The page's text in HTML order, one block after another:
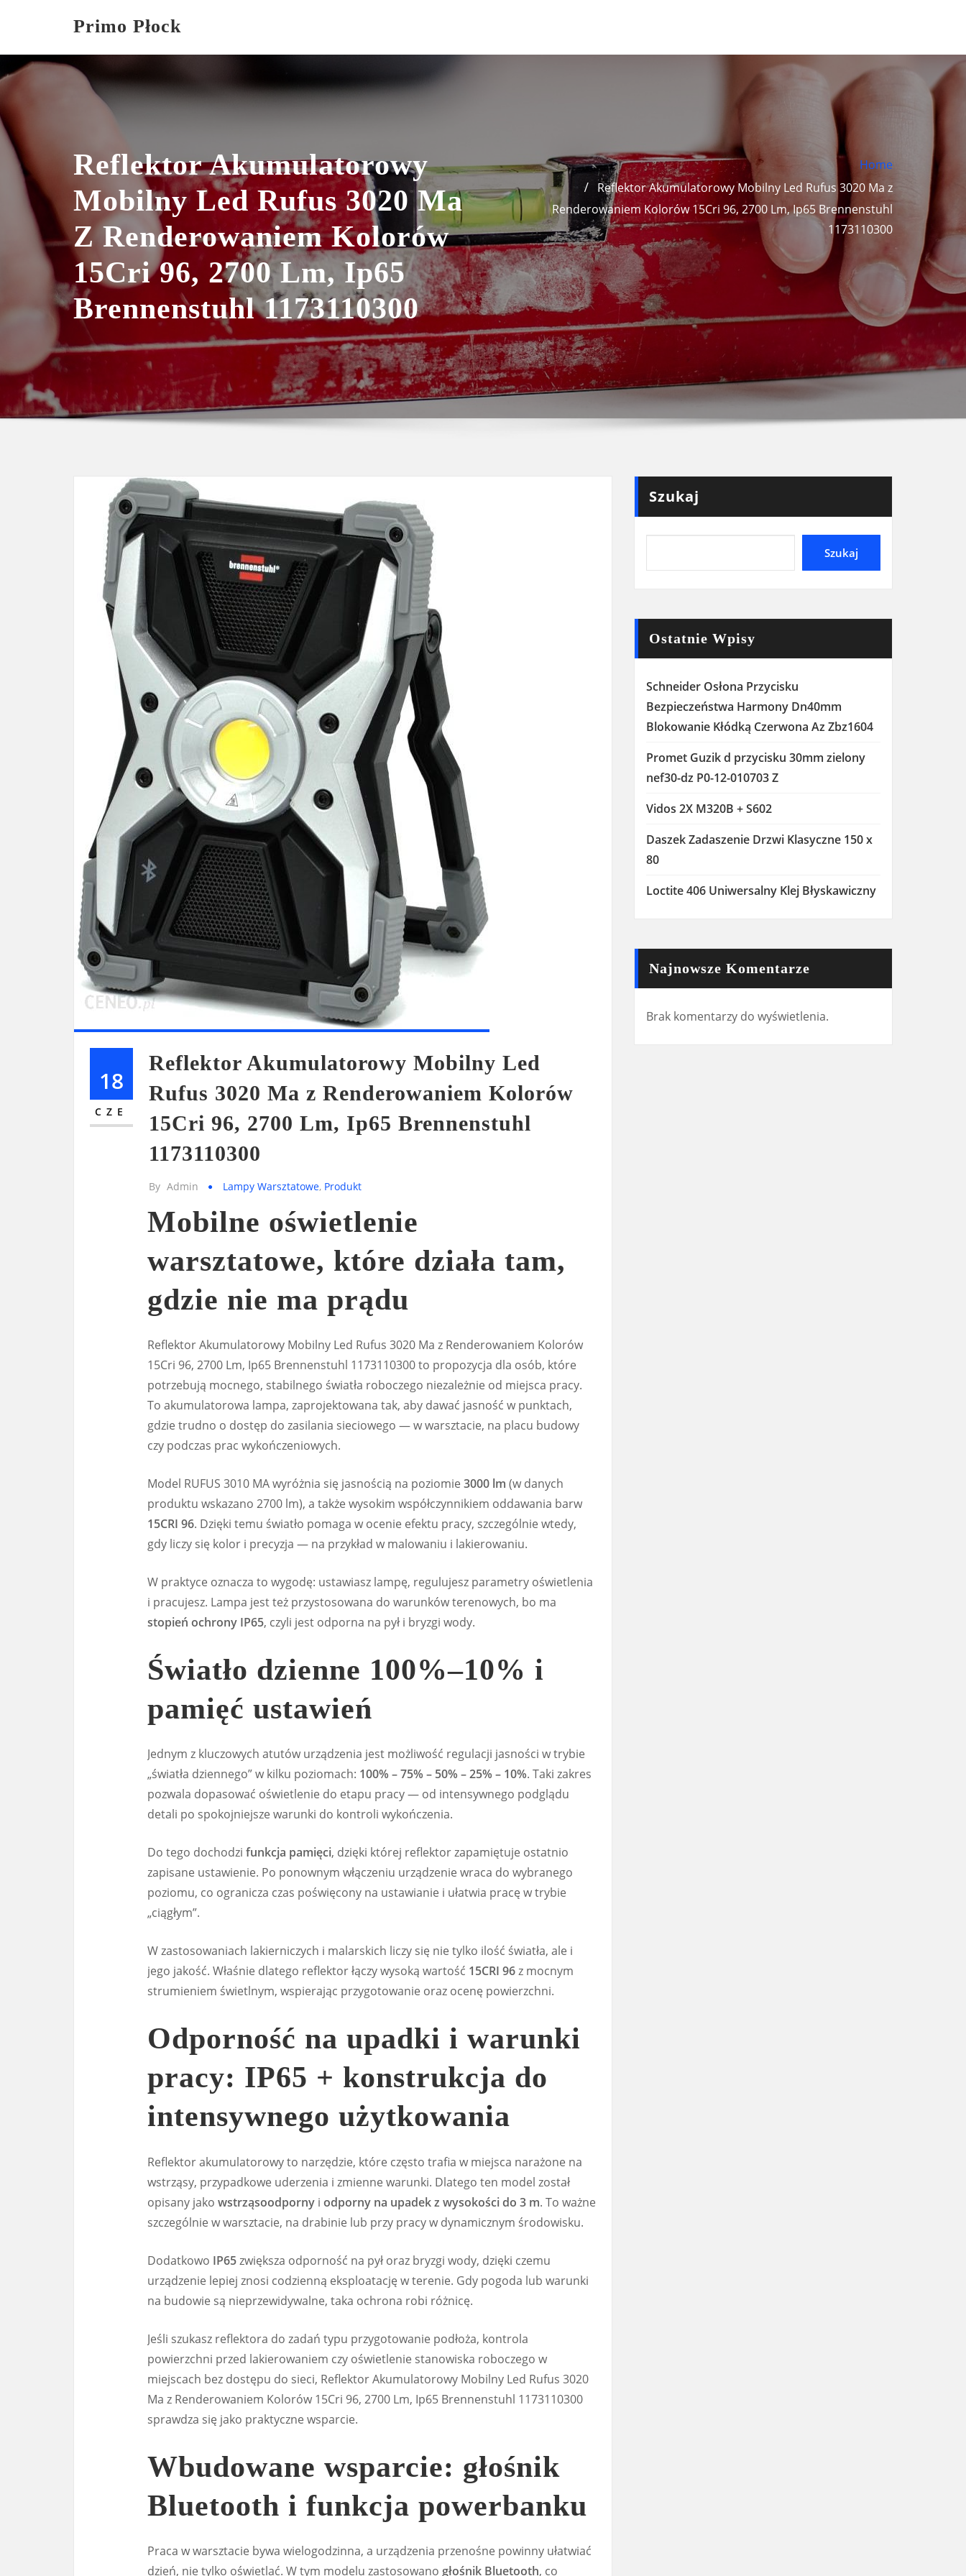
Primo Płock
Reflektor Akumulatorowy
Mobilny Led Rufus 3020 Ma
Z Renderowaniem Kolorów
15Cri 96, 2700 Lm, Ip65
Brennenstuhl 1173110300
Home
Reflektor Akumulatorowy Mobilny Led Rufus 3020 Ma z
Renderowaniem Kolorów 15Cri 96, 2700 Lm, Ip65 Brennenstuhl
1173110300
18
CZE
Reflektor Akumulatorowy Mobilny Led
Rufus 3020 Ma z Renderowaniem Kolorów
15Cri 96, 2700 Lm, Ip65 Brennenstuhl
1173110300
By Admin Lampy Warsztatowe, Produkt
Mobilne oświetlenie
warsztatowe, które działa tam,
gdzie nie ma prądu
Reflektor Akumulatorowy Mobilny Led Rufus 3020 Ma z Renderowaniem Kolorów
15Cri 96, 2700 Lm, Ip65 Brennenstuhl 1173110300 to propozycja dla osób, które
potrzebują mocnego, stabilnego światła roboczego niezależnie od miejsca pracy.
To akumulatorowa lampa, zaprojektowana tak, aby dawać jasność w punktach,
gdzie trudno o dostęp do zasilania sieciowego — w warsztacie, na placu budowy
czy podczas prac wykończeniowych.
Model RUFUS 3010 MA wyróżnia się jasnością na poziomie 3000 lm (w danych
produktu wskazano 2700 lm), a także wysokim współczynnikiem oddawania barw
15CRI 96. Dzięki temu światło pomaga w ocenie efektu pracy, szczególnie wtedy,
gdy liczy się kolor i precyzja — na przykład w malowaniu i lakierowaniu.
W praktyce oznacza to wygodę: ustawiasz lampę, regulujesz parametry oświetlenia
i pracujesz. Lampa jest też przystosowana do warunków terenowych, bo ma
stopień ochrony IP65, czyli jest odporna na pył i bryzgi wody.
Światło dzienne 100%–10% i
pamięć ustawień
Jednym z kluczowych atutów urządzenia jest możliwość regulacji jasności w trybie
„światła dziennego” w kilku poziomach: 100% – 75% – 50% – 25% – 10%. Taki zakres
pozwala dopasować oświetlenie do etapu pracy — od intensywnego podglądu
detali po spokojniejsze warunki do kontroli wykończenia.
Do tego dochodzi funkcja pamięci, dzięki której reflektor zapamiętuje ostatnio
zapisane ustawienie. Po ponownym włączeniu urządzenie wraca do wybranego
poziomu, co ogranicza czas poświęcony na ustawianie i ułatwia pracę w trybie
„ciągłym”.
W zastosowaniach lakierniczych i malarskich liczy się nie tylko ilość światła, ale i
jego jakość. Właśnie dlatego reflektor łączy wysoką wartość 15CRI 96z mocnym
strumieniem świetlnym, wspierając przygotowanie oraz ocenę powierzchni.
Odporność na upadki i warunki
pracy: IP65 + konstrukcja do
intensywnego użytkowania
Reflektor akumulatorowy to narzędzie, które często trafia w miejsca narażone na
wstrząsy, przypadkowe uderzenia i zmienne warunki. Dlatego ten model został
opisany jako wstrząsoodporny i odporny na upadek z wysokości do 3 m. To ważne
szczególnie w warsztacie, na drabinie lub przy pracy w dynamicznym środowisku.
Dodatkowo IP65zwiększa odporność na pył oraz bryzgi wody, dzięki czemu
urządzenie lepiej znosi codzienną eksploatację w terenie. Gdy pogoda lub warunki
na budowie są nieprzewidywalne, taka ochrona robi różnicę.
Jeśli szukasz reflektora do zadań typu przygotowanie podłoża, kontrola
powierzchni przed lakierowaniem czy oświetlenie stanowiska roboczego w
miejscach bez dostępu do sieci, Reflektor Akumulatorowy Mobilny Led Rufus 3020
Ma z Renderowaniem Kolorów 15Cri 96, 2700 Lm, Ip65 Brennenstuhl 1173110300
sprawdza się jako praktyczne wsparcie.
Wbudowane wsparcie: głośnik
Bluetooth i funkcja powerbanku
Praca w warsztacie bywa wielogodzinna, a urządzenia przenośne powinny ułatwiać
dzień, nie tylko oświetlać. W tym modelu zastosowano głośnik Bluetooth, co
Szukaj
Szukaj
Ostatnie Wpisy
Schneider Osłona Przycisku
Bezpieczeństwa Harmony Dn40mm
Blokowanie Kłódką Czerwona Az Zbz1604
Promet Guzik d przycisku 30mm zielony
nef30-dz P0-12-010703 Z
Vidos 2X M320B + S602
Daszek Zadaszenie Drzwi Klasyczne 150 x
80
Loctite 406 Uniwersalny Klej Błyskawiczny
Najnowsze Komentarze
Brak komentarzy do wyświetlenia.